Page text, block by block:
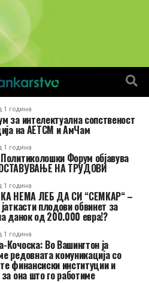
1 година
за интелектуална сопственост
на АЕТСМ и АмЧам
1 година
Форум објавува
НА ТРУДОВИ
1 година
НЕМА ЛЕБ ДА СИ “СЕМКАР“ –
плодови обвинет за
данок од 200.000 евра!?
1 година
Кочоска: Во Вашингтон ја
редовната комуникација со
финансиски институции и
она што го работиме